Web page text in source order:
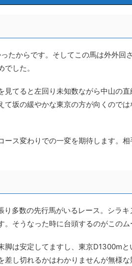
たからです。そしてこの馬は外外回
した。
てると左回り未知数ながら中山の直
坂の緩やかな東京の方が向くので
ス変わりでの一変を期待します。相
多数の先行馬がいるレース。シラ
そうなった時に台頭するのがこのム
脚は安定してますし、東京D1300mと
差し切れるかはわかりませんが無様